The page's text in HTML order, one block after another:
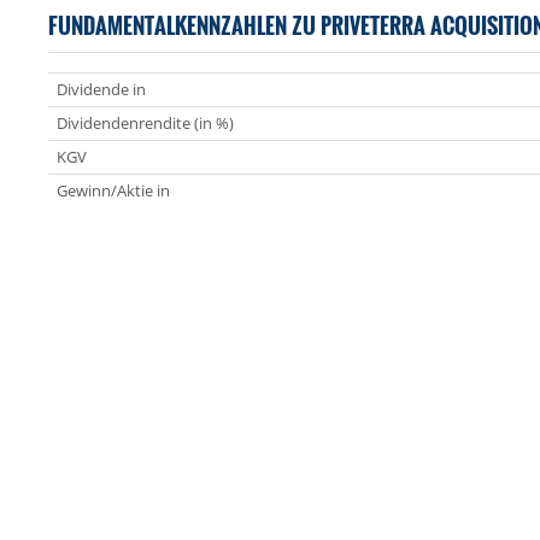
FUNDAMENTALKENNZAHLEN ZU PRIVETERRA
Dividende in
Dividendenrendite (in %)
KGV
Gewinn/Aktie in